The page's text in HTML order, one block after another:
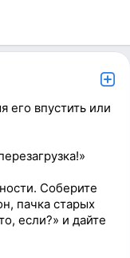
его впустить или
Соберите
пачка старых
если?» и дайте